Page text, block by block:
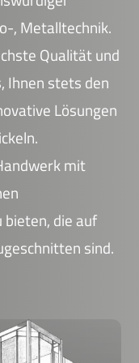
, Metalltechnik.
Qualität und
Ihnen stets den
Lösungen
mit
die auf
sind.